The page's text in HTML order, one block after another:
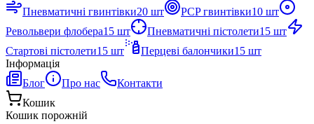
Пневматичні гвинтівки20 шт PCP гвинтівки10 шт
Револьвери флобера15 шт Пневматичні пістолети15 шт
Стартові пістолети15 шт Перцеві балончики15 шт
Інформація
Блог
Про нас
Контакти
Кошик
Кошик порожній